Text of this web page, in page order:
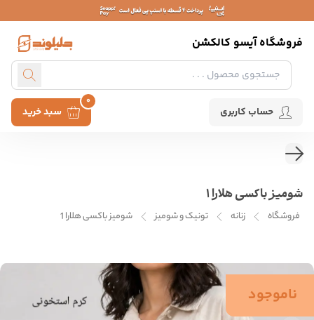
فروشگاه آیسو کالکشن
حساب کاربری سبد خرید
0
شومیز باکسی هلارا 1
فروشگاه زنانه تونیک و شومیز شومیز باکسی هلارا 1
ناموجود